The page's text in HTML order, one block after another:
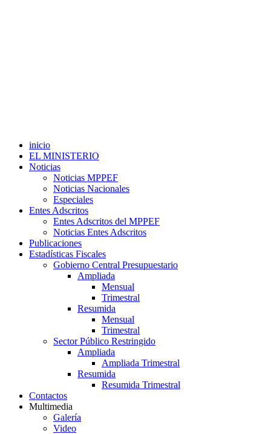
inicio
EL MINISTERIO
Noticias
Noticias MPPEF
Noticias Nacionales
Especiales
Entes Adscritos
Entes Adscritos del MPPEF
Noticias Entes Adscritos
Publicaciones
Estadísticas Fiscales
Gobierno Central Presupuestario
Ampliada
Mensual
Trimestral
Resumida
Mensual
Trimestral
Sector Público Restringido
Ampliada
Ampliada Trimestral
Resumida
Resumida Trimestral
Contactos
Multimedia
Galería
Video